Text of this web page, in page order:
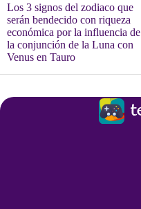
Los 3 signos del zodiaco que
serán bendecido con riqueza
económica por la influencia de
la conjunción de la Luna con
Venus en Tauro